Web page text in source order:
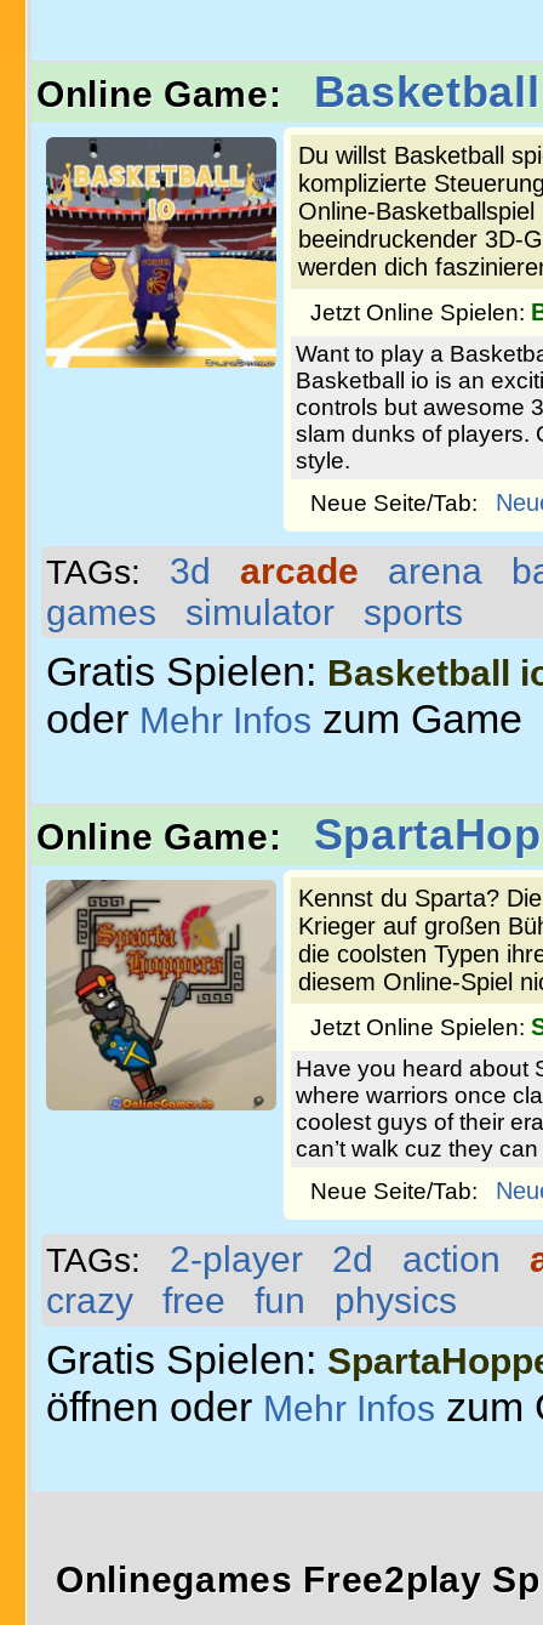
Online Game:
Du willst Basketball
komplizierte
Online-
beeindruckender 3D-
werden dich
Jetzt Online Spielen:
Want to play a
Basketball io is an
controls but awesome
slam dunks of players.
style.
Neue Seite/Tab:
TAGs: 3d arcade arena
games
simulator sports
Gratis Spielen: Basketball
oder Mehr Infos zum Game
Online Game:
Kennst du Sparta?
Krieger auf großen
die coolsten Typen
diesem Online-Spiel
Jetzt Online Spielen:
Have you heard about
where warriors once
coolest guys of their
can’t walk cuz they
Neue Seite/Tab:
TAGs: 2-player 2d action
crazy
free fun physics
Gratis Spielen:
öffnen oder Mehr Infos zum
Onlinegames Free2play